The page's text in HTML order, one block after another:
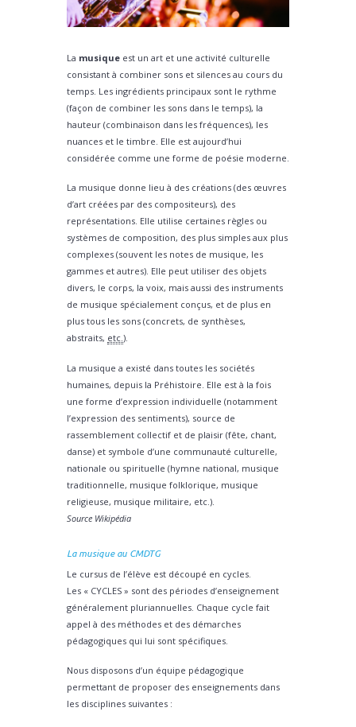
La musique est un art et une activité culturelle
consistant à combiner sons et silences au cours du
temps. Les ingrédients principaux sont le rythme
(façon de combiner les sons dans le temps), la
hauteur (combinaison dans les fréquences), les
nuances et le timbre. Elle est aujourd’hui
considérée comme une forme de poésie moderne.
La musique donne lieu à des créations (des œuvres
d’art créées par des compositeurs), des
représentations. Elle utilise certaines règles ou
systèmes de composition, des plus simples aux plus
complexes (souvent les notes de musique, les
gammes et autres). Elle peut utiliser des objets
divers, le corps, la voix, mais aussi des instruments
de musique spécialement conçus, et de plus en
plus tous les sons (concrets, de synthèses,
abstraits, etc.).
La musique a existé dans toutes les sociétés
humaines, depuis la Préhistoire. Elle est à la fois
une forme d’expression individuelle (notamment
l’expression des sentiments), source de
rassemblement collectif et de plaisir (fête, chant,
danse) et symbole d’une communauté culturelle,
nationale ou spirituelle (hymne national, musique
traditionnelle, musique folklorique, musique
religieuse, musique militaire, etc.).
Source Wikipédia
La musique au CMDTG
Le cursus de l’élève est découpé en cycles.
Les « CYCLES » sont des périodes d’enseignement
généralement pluriannuelles. Chaque cycle fait
appel à des méthodes et des démarches
pédagogiques qui lui sont spécifiques.
Nous disposons d’un équipe pédagogique
permettant de proposer des enseignements dans
les disciplines suivantes :